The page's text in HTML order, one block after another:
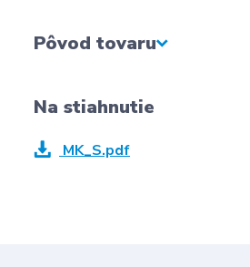
Pôvod tovaru
Na stiahnutie
MK_S.pdf